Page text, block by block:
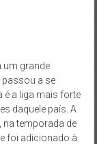
um grande
passou a se
é a liga mais forte
daquele país. A
na temporada de
foi adicionado à